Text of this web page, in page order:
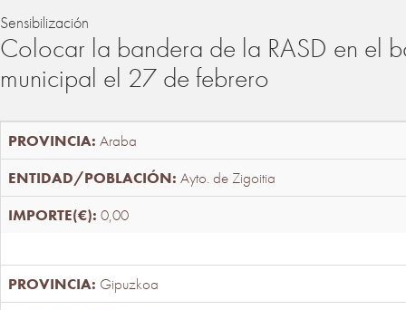
Sensibilización
Colocar la bandera de la RASD en el
municipal el 27 de febrero
Araba
Ayto. de Zigoitia
0,00
Gipuzkoa